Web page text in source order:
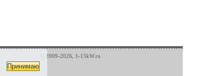
© 2009-2026, 1-15kW.ru